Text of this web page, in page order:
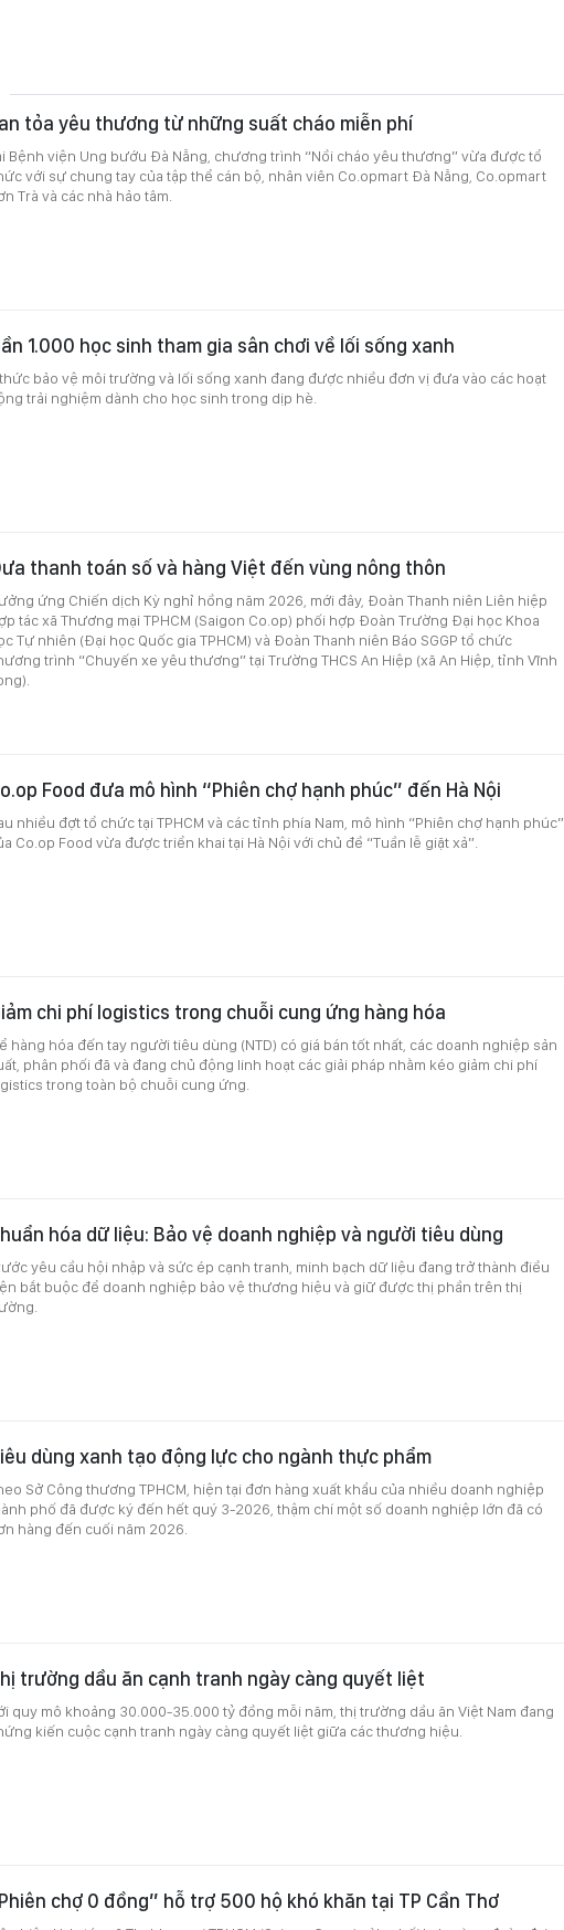
tỏa yêu thương từ những suất cháo miễn phí
Bệnh viện Ung bướu Đà Nẵng, chương trình “Nồi cháo yêu thương” vừa được tổ
với sự chung tay của tập thể cán bộ, nhân viên Co.opmart Đà Nẵng, Co.opmart
Trà và các nhà hảo tâm.
1.000 học sinh tham gia sân chơi về lối sống xanh
bảo vệ môi trường và lối sống xanh đang được nhiều đơn vị đưa vào các hoạt
trải nghiệm dành cho học sinh trong dịp hè.
thanh toán số và hàng Việt đến vùng nông thôn
ứng Chiến dịch Kỳ nghỉ hồng năm 2026, mới đây, Đoàn Thanh niên Liên hiệp
tác xã Thương mại TPHCM (Saigon Co.op) phối hợp Đoàn Trường Đại học Khoa
Tự nhiên (Đại học Quốc gia TPHCM) và Đoàn Thanh niên Báo SGGP tổ chức
trình “Chuyến xe yêu thương” tại Trường THCS An Hiệp (xã An Hiệp, tỉnh Vĩnh
Food đưa mô hình “Phiên chợ hạnh phúc” đến Hà Nội
nhiều đợt tổ chức tại TPHCM và các tỉnh phía Nam, mô hình “Phiên chợ hạnh phúc”
Co.op Food vừa được triển khai tại Hà Nội với chủ đề “Tuần lễ giặt xả”.
chi phí logistics trong chuỗi cung ứng hàng hóa
hàng hóa đến tay người tiêu dùng (NTD) có giá bán tốt nhất, các doanh nghiệp sản
phân phối đã và đang chủ động linh hoạt các giải pháp nhằm kéo giảm chi phí
trong toàn bộ chuỗi cung ứng.
hóa dữ liệu: Bảo vệ doanh nghiệp và người tiêu dùng
yêu cầu hội nhập và sức ép cạnh tranh, minh bạch dữ liệu đang trở thành điều
bắt buộc để doanh nghiệp bảo vệ thương hiệu và giữ được thị phần trên thị
dùng xanh tạo động lực cho ngành thực phẩm
Sở Công thương TPHCM, hiện tại đơn hàng xuất khẩu của nhiều doanh nghiệp
phố đã được ký đến hết quý 3-2026, thậm chí một số doanh nghiệp lớn đã có
hàng đến cuối năm 2026.
trường dầu ăn cạnh tranh ngày càng quyết liệt
quy mô khoảng 30.000-35.000 tỷ đồng mỗi năm, thị trường dầu ăn Việt Nam đang
kiến cuộc cạnh tranh ngày càng quyết liệt giữa các thương hiệu.
chợ 0 đồng” hỗ trợ 500 hộ khó khăn tại TP Cần Thơ